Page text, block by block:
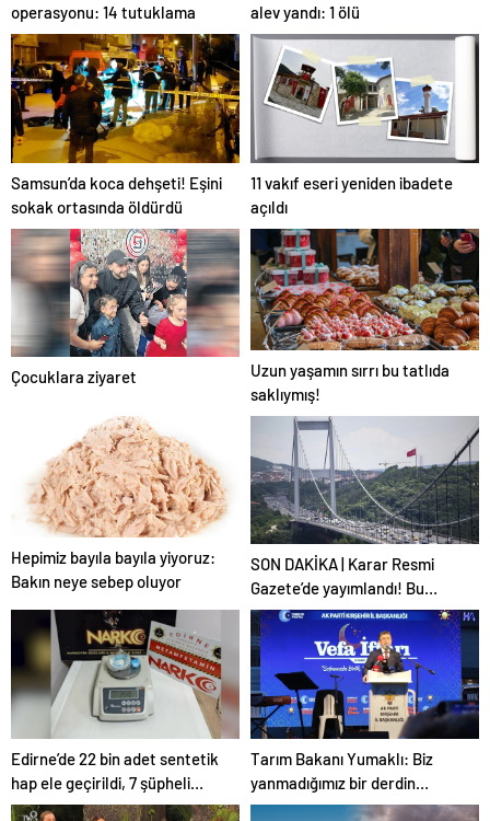
operasyonu: 14 tutuklama alev yandı: 1 ölü
Samsun’da koca dehşeti! Eşini
sokak ortasında öldürdü
11 vakıf eseri yeniden ibadete
açıldı
Çocuklara ziyaret
Uzun yaşamın sırrı bu tatlıda
saklıymış!
Hepimiz bayıla bayıla yiyoruz:
Bakın neye sebep oluyor
SON DAKİKA | Karar Resmi
Gazete’de yayımlandı! Bu
tarihlerde köprü ve otoyollar
ücretsiz
Edirne’de 22 bin adet sentetik
hap ele geçirildi, 7 şüpheli
yakalandı
Tarım Bakanı Yumaklı: Biz
yanmadığımız bir derdin
türküsünü söylemeyiz